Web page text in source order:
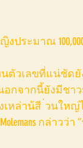
หญิงประมาณ
นตัวเลขที่แน่ชัด
กจากนี้ยังมีชา
เหล่าน้สี ่วนให
กล่า